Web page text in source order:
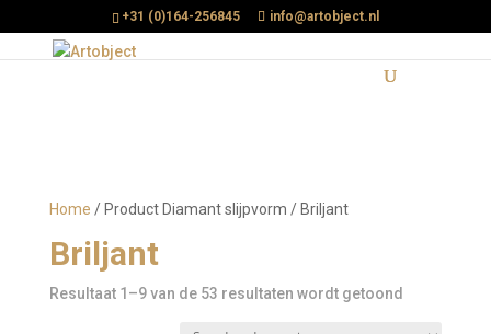
+31 (0)164-256845 info@artobject.nl
Home / Product Diamant slijpvorm / Briljant
Briljant
Resultaat 1–9 van de 53 resultaten wordt getoond